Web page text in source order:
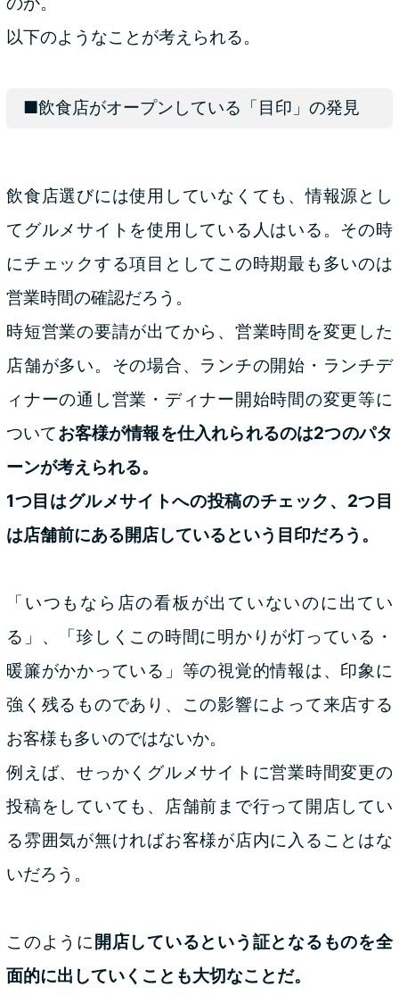
以下のようなことが考えられる。
■飲食店がオープンしている「目印」の発見
飲食店選びには使用していなくても、情報源とし
てグルメサイトを使用している人はいる。その時
にチェックする項目としてこの時期最も多いのは
営業時間の確認だろう。
時短営業の要請が出てから、営業時間を変更した
店舗が多い。その場合、ランチの開始・ランチデ
ィナーの通し営業・ディナー開始時間の変更等に
ついてお客様が情報を仕入れられるのは2つのパタ
ーンが考えられる。
1つ目はグルメサイトへの投稿のチェック、2つ目
は店舗前にある開店しているという目印だろう。
「いつもなら店の看板が出ていないのに出てい
る」、「珍しくこの時間に明かりが灯っている・
暖簾がかかっている」等の視覚的情報は、印象に
強く残るものであり、この影響によって来店する
お客様も多いのではないか。
例えば、せっかくグルメサイトに営業時間変更の
投稿をしていても、店舗前まで行って開店してい
る雰囲気が無ければお客様が店内に入ることはな
いだろう。
このように 開店しているという証となるものを全
面的に出していくことも大切なことだ。